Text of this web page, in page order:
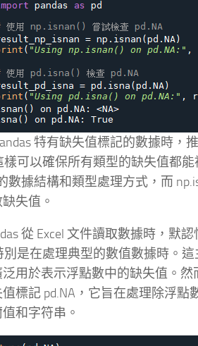
特有缺失值標記的數據時，
樣可以確保所有類型的缺失值都
數據結構和類型處理方式，而
失值。
從 Excel 文件讀取數據時，默
別是在處理典型的數值數據時。
用於表示浮點數中的缺失值。然
標記 pd.NA，它旨在處理除浮點
和字符串。